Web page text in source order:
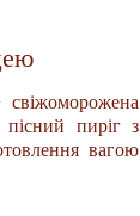
пиріг з
вагою